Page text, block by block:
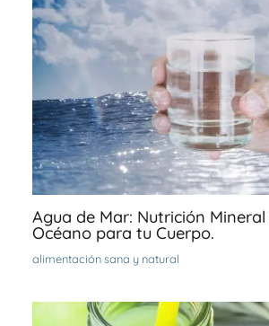
Agua de Mar: Nutrición Mineral
Océano para tu Cuerpo.
alimentación sana y natural